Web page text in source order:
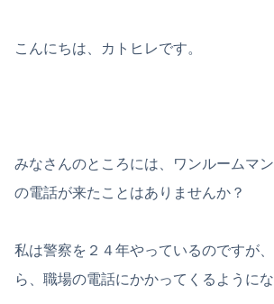
こんにちは、カトヒレです。
みなさんのところには、ワンルームマ
の電話が来たことはありませんか？
私は警察を２４年やっているのですが
ら、職場の電話にかかってくるようにな